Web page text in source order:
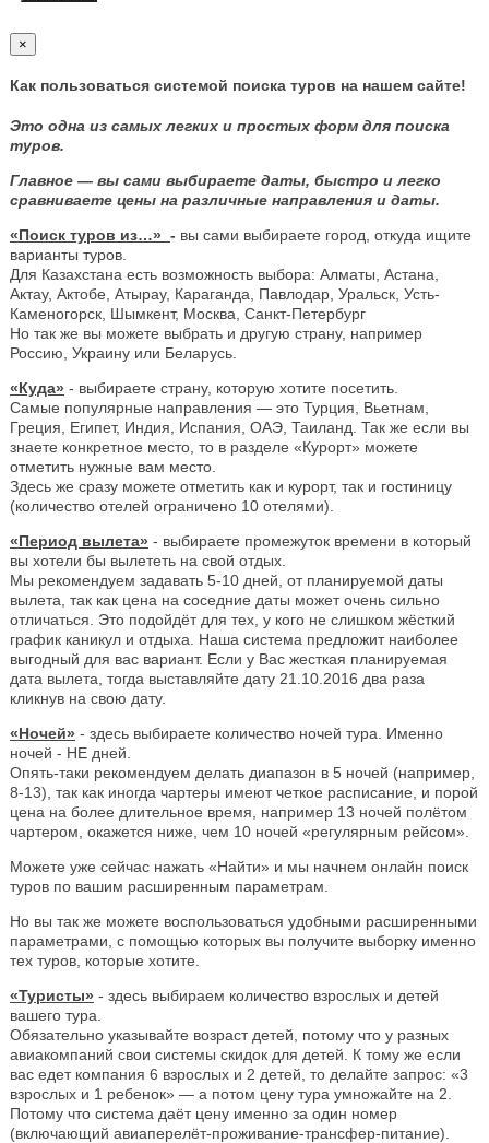
×
Как пользоваться системой поиска туров на нашем сайте!
Это одна из самых легких и простых форм для поиска
туров.
Главное — вы сами выбираете даты, быстро и легко
сравниваете цены на различные направления и даты.
«Поиск туров из…» - вы сами выбираете город, откуда ищите
варианты туров.
Для Казахстана есть возможность выбора: Алматы, Астана,
Актау, Актобе, Атырау, Караганда, Павлодар, Уральск, Усть-
Каменогорск, Шымкент, Москва, Санкт-Петербург
Но так же вы можете выбрать и другую страну, например
Россию, Украину или Беларусь.
«Куда» - выбираете страну, которую хотите посетить.
Самые популярные направления — это Турция, Вьетнам,
Греция, Египет, Индия, Испания, ОАЭ, Таиланд. Так же если вы
знаете конкретное место, то в разделе «Курорт» можете
отметить нужные вам место.
Здесь же сразу можете отметить как и курорт, так и гостиницу
(количество отелей ограничено 10 отелями).
«Период вылета» - выбираете промежуток времени в который
вы хотели бы вылететь на свой отдых.
Мы рекомендуем задавать 5-10 дней, от планируемой даты
вылета, так как цена на соседние даты может очень сильно
отличаться. Это подойдёт для тех, у кого не слишком жёсткий
график каникул и отдыха. Наша система предложит наиболее
выгодный для вас вариант. Если у Вас жесткая планируемая
дата вылета, тогда выставляйте дату 21.10.2016 два раза
кликнув на свою дату.
«Ночей» - здесь выбираете количество ночей тура. Именно
ночей - НЕ дней.
Опять-таки рекомендуем делать диапазон в 5 ночей (например,
8-13), так как иногда чартеры имеют четкое расписание, и порой
цена на более длительное время, например 13 ночей полётом
чартером, окажется ниже, чем 10 ночей «регулярным рейсом».
Можете уже сейчас нажать «Найти» и мы начнем онлайн поиск
туров по вашим расширенным параметрам.
Но вы так же можете воспользоваться удобными расширенными
параметрами, с помощью которых вы получите выборку именно
тех туров, которые хотите.
«Туристы» - здесь выбираем количество взрослых и детей
вашего тура.
Обязательно указывайте возраст детей, потому что у разных
авиакомпаний свои системы скидок для детей. К тому же если
вас едет компания 6 взрослых и 2 детей, то делайте запрос: «3
взрослых и 1 ребенок» — а потом цену тура умножайте на 2.
Потому что система даёт цену именно за один номер
(включающий авиаперелёт-проживание-трансфер-питание).